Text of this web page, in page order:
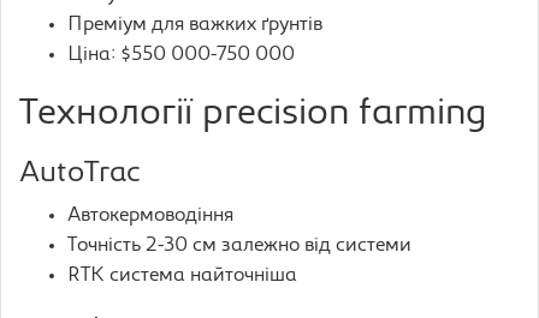
Преміум для важких ґрунтів
Ціна: $550 000-750 000
Технології precision farming
AutoTrac
Автокермоводіння
Точність 2-30 см залежно від системи
RTK система найточніша